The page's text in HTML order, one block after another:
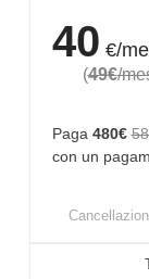
40 €/
(49€/
Paga 480€
con un